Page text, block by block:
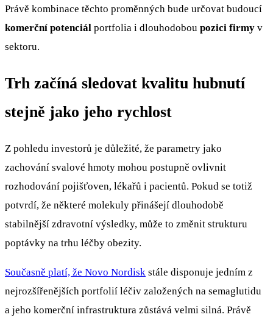
Právě kombinace těchto proměnných bude určovat budoucí
komerční potenciál portfolia i dlouhodobou pozici firmy v
sektoru.
Trh začíná sledovat kvalitu hubnutí
stejně jako jeho rychlost
Z pohledu investorů je důležité, že parametry jako
zachování svalové hmoty mohou postupně ovlivnit
rozhodování pojišťoven, lékařů i pacientů. Pokud se totiž
potvrdí, že některé molekuly přinášejí dlouhodobě
stabilnější zdravotní výsledky, může to změnit strukturu
poptávky na trhu léčby obezity.
Současně platí, že Novo Nordisk stále disponuje jedním z
nejrozšířenějších portfolií léčiv založených na semaglutidu
a jeho komerční infrastruktura zůstává velmi silná. Právě